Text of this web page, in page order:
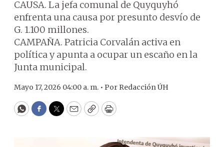
CAUSA. La jefa comunal de Quyquyhó
enfrenta una causa por presunto desvío de
G. 1.100 millones.
CAMPAÑA. Patricia Corvalán activa en
política y apunta a ocupar un escaño en la
Junta municipal.
Mayo 17, 2026 04:00 a. m. • Por Redacción ÚH
WhatsApp
Facebook
Twitter
EmailCopyPrint